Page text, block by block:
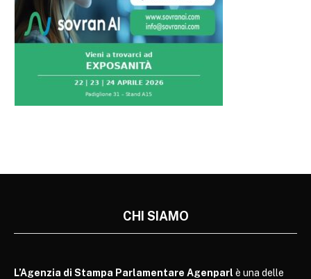
CHI SIAMO
L’Agenzia di Stampa Parlamentare Agenparl è una delle